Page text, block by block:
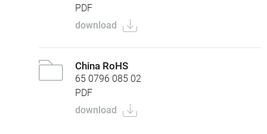
PDF
download
China RoHS
65 0796 085 02
PDF
download